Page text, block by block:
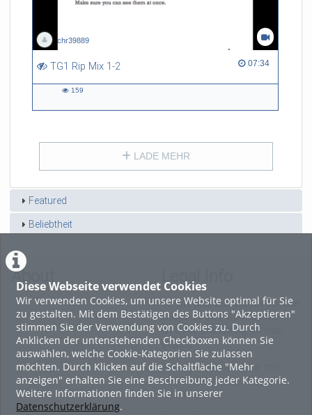
Diese Webseite verwendet Cookies
Wir verwenden Cookies, um unsere Website optimal für Sie
zu gestalten. Mit dem Bestätigen des Buttons "Akzeptieren"
stimmen Sie der Verwendung von Cookies zu. Durch
Anklicken der untenstehenden Checkboxen können Sie
auswählen, welche Cookie-Kategorien Sie zulassen
möchten. Durch Klicken auf die Schaltfläche "Mehr
anzeigen" erhalten Sie eine Beschreibung jeder Kategorie.
Weitere Informationen finden Sie in unserer
Datenschutzerklärung.
chr39889
TG1 Rip Mix 1-2 07:34
07:34 duration
159
LADE MEHR
Featured
Beliebtheit
About Legal Info
Terms and Conditions for the
Usage of this ViMP based
website (including all sub-
pages)
Privacy Statement for this
ViMP based Website incl.
Sub-pages